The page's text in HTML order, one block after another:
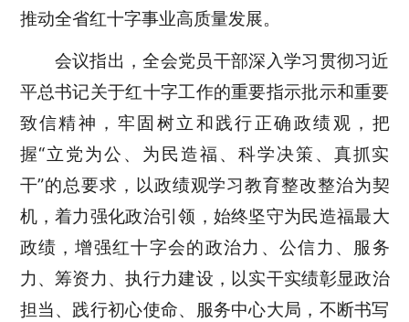
推动全省红十字事业高质量发展。
会议指出，全会党员干部深入学习贯彻习近
平总书记关于红十字工作的重要指示批示和重要
致信精神，牢固树立和践行正确政绩观，把
握“立党为公、为民造福、科学决策、真抓实
干”的总要求， 以政绩观学习教育整改整治为契
机，着力强化政治引领， 始终坚守为民造福最大
政绩 ，增强红十字会的政治力、公信力、服务
力、筹资力、执行力建设 ， 以实干实绩彰显政治
担当、践行初心使命、服务中心大局，不断书写